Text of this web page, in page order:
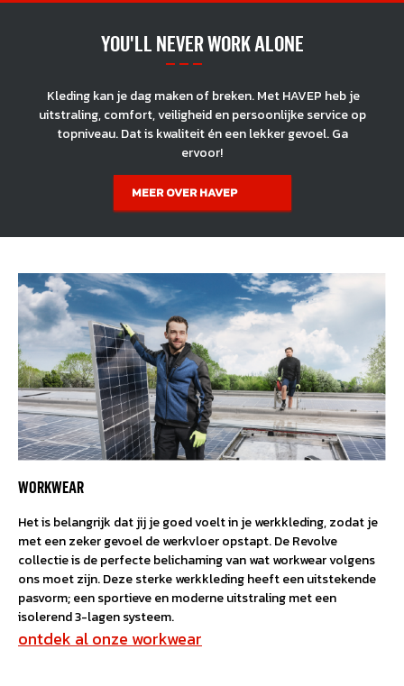
YOU'LL NEVER WORK ALONE
Kleding kan je dag maken of breken. Met HAVEP heb je
uitstraling, comfort, veiligheid en persoonlijke service op
topniveau. Dat is kwaliteit én een lekker gevoel. Ga
ervoor!
MEER OVER HAVEP
WORKWEAR
Het is belangrijk dat jij je goed voelt in je werkkleding, zodat je
met een zeker gevoel de werkvloer opstapt. De Revolve
collectie is de perfecte belichaming van wat workwear volgens
ons moet zijn. Deze sterke werkkleding heeft een uitstekende
pasvorm; een sportieve en moderne uitstraling met een
isolerend 3-lagen systeem.
ontdek al onze workwear